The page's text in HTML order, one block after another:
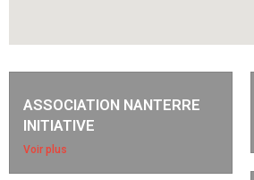
ASSOCIATION NANTERRE
INITIATIVE
Voir plus